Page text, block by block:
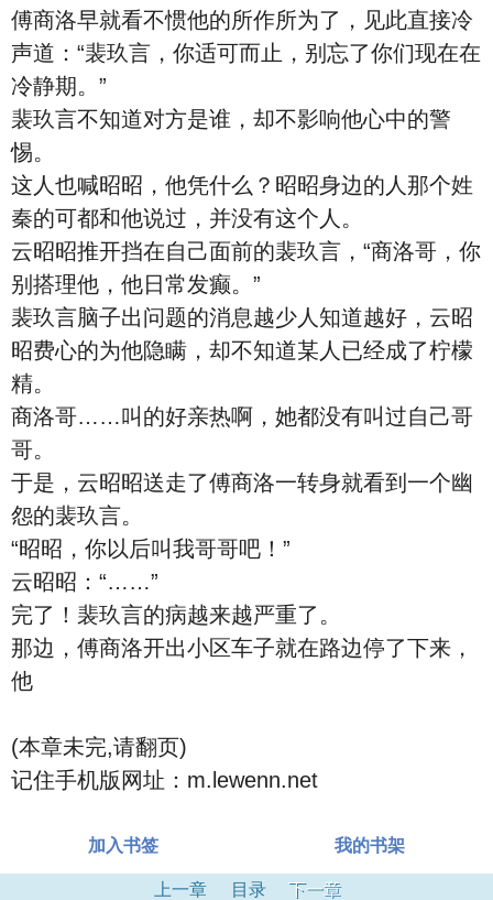
傅商洛早就看不惯他的所作所为了，见此直接冷
声道：“裴玖言，你适可而止，别忘了你们现在在
冷静期。”
裴玖言不知道对方是谁，却不影响他心中的警
惕。
这人也喊昭昭，他凭什么？昭昭身边的人那个姓
秦的可都和他说过，并没有这个人。
云昭昭推开挡在自己面前的裴玖言，“商洛哥，你
别搭理他，他日常发癫。”
裴玖言脑子出问题的消息越少人知道越好，云昭
昭费心的为他隐瞒，却不知道某人已经成了柠檬
精。
商洛哥……叫的好亲热啊，她都没有叫过自己哥
哥。
于是，云昭昭送走了傅商洛一转身就看到一个幽
怨的裴玖言。
“昭昭，你以后叫我哥哥吧！”
云昭昭：“……”
完了！裴玖言的病越来越严重了。
那边，傅商洛开出小区车子就在路边停了下来，
他
(本章未完,请翻页)
记住手机版网址：m.lewenn.net
加入书签 我的书架
上一章 目录 下一章